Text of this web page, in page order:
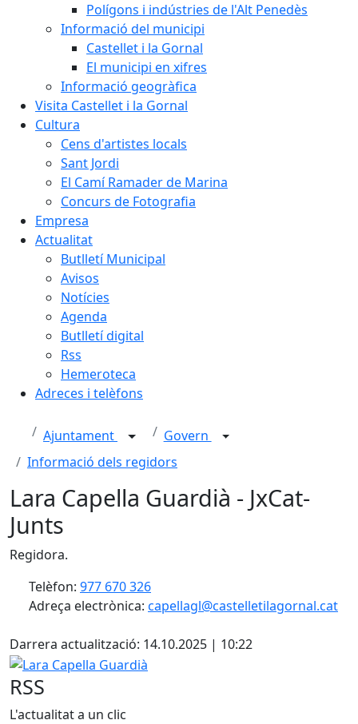
Polígons i indústries de l'Alt Penedès
Informació del municipi
Castellet i la Gornal
El municipi en xifres
Informació geogràfica
Visita Castellet i la Gornal
Cultura
Cens d'artistes locals
Sant Jordi
El Camí Ramader de Marina
Concurs de Fotografia
Empresa
Actualitat
Butlletí Municipal
Avisos
Notícies
Agenda
Butlletí digital
Rss
Hemeroteca
Adreces i telèfons
Ajuntament
Govern
Informació dels regidors
Lara Capella Guardià - JxCat-
Junts
Regidora.
Telèfon: 977 670 326
Adreça electrònica: capellagl@castelletilagornal.cat
Darrera actualització: 14.10.2025 | 10:22
Lara Capella Guardià
RSS
L'actualitat a un clic